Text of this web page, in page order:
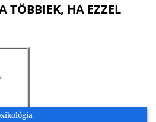
TÖBBIEK, HA EZZEL